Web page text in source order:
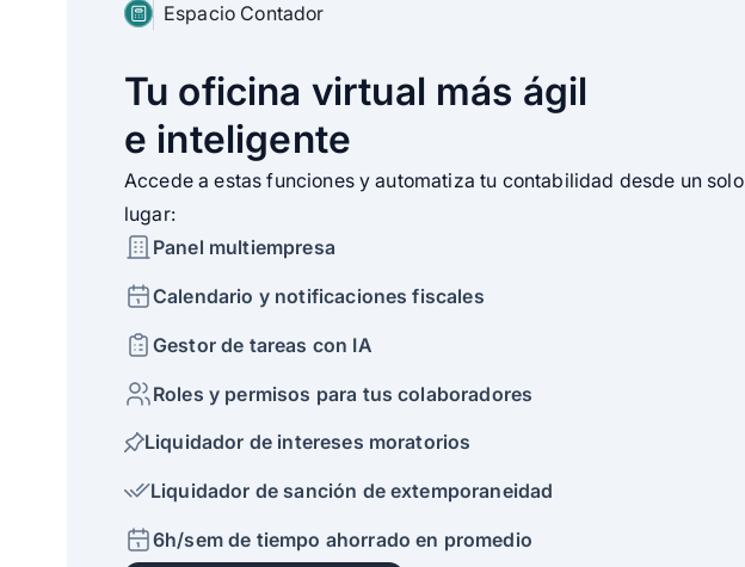
Espacio Contador
Tu oficina virtual más ágil
e inteligente
Accede a estas funciones y automatiza tu contabilidad desde un solo
lugar:
Panel multiempresa
Calendario y notificaciones fiscales
Gestor de tareas con IA
Roles y permisos para tus colaboradores
Liquidador de intereses moratorios
Liquidador de sanción de extemporaneidad
6h/sem de tiempo ahorrado en promedio